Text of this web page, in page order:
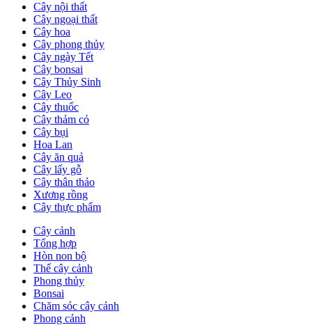
Cây nội thất
Cây ngoại thất
Cây hoa
Cây phong thủy
Cây ngày Tết
Cây bonsai
Cây Thủy Sinh
Cây Leo
Cây thuốc
Cây thảm cỏ
Cây bụi
Hoa Lan
Cây ăn quả
Cây lấy gỗ
Cây thân thảo
Xương rồng
Cây thực phẩm
Cây cảnh
Tổng hợp
Hòn non bộ
Thế cây cảnh
Phong thủy
Bonsai
Chăm sóc cây cảnh
Phong cảnh